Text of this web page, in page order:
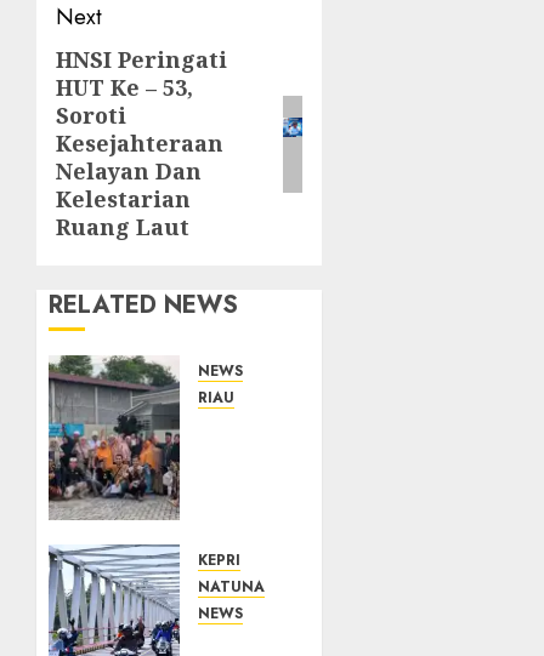
Next
Next
post:
HNSI Peringati
HUT Ke – 53,
Soroti
Kesejahteraan
Nelayan Dan
Kelestarian
Ruang Laut
RELATED NEWS
NEWS
RIAU
Distrik
Merawang
Berikan
KEPRI
NATUNA
NEWS